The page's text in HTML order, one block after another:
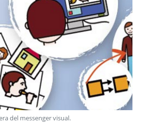
del messenger visual.